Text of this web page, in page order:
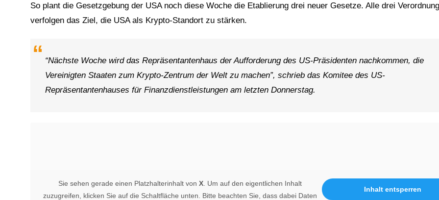
So plant die Gesetzgebung der USA noch diese Woche die Etablierung drei neuer Gesetze. Alle drei
verfolgen das Ziel, die USA als Krypto-Standort zu stärken.
“Nächste Woche wird das Repräsentantenhaus der Aufforderung des US-Präsidenten nachkommen, die
Vereinigten Staaten zum Krypto-Zentrum der Welt zu machen”, schrieb das Komitee des US-
Repräsentantenhauses für Finanzdienstleistungen am letzten Donnerstag.
Sie sehen gerade einen Platzhalterinhalt von X. Um auf den eigentlichen Inhalt
zuzugreifen, klicken Sie auf die Schaltfläche unten. Bitte beachten Sie, dass dabei Daten
Inhalt entsperren